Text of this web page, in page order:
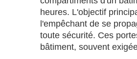
heures. L'objectif
l'empêchant de se
toute sécurité. Ces
bâtiment, souvent